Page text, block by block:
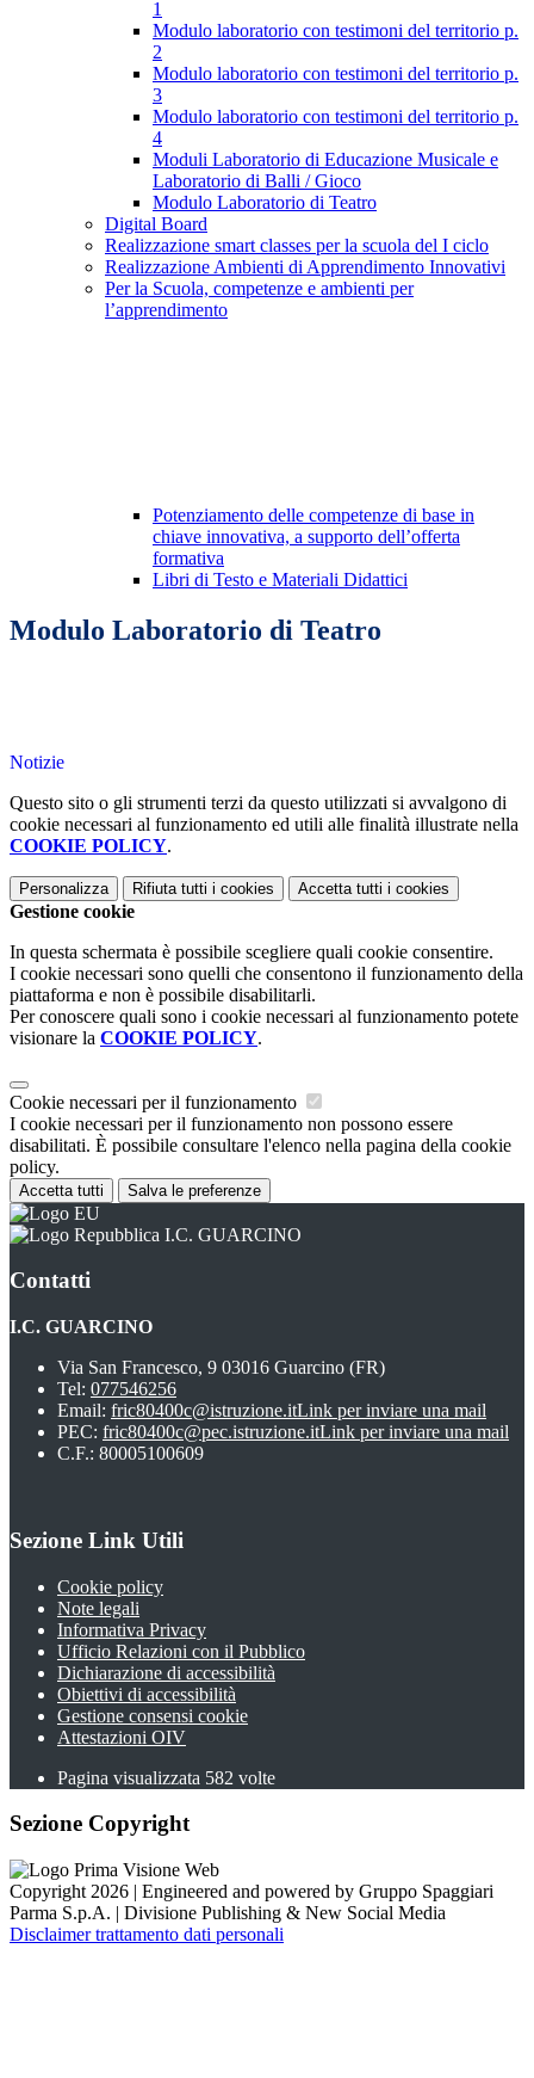
1
Modulo laboratorio con testimoni del territorio p.
2
Modulo laboratorio con testimoni del territorio p.
3
Modulo laboratorio con testimoni del territorio p.
4
Moduli Laboratorio di Educazione Musicale e
Laboratorio di Balli / Gioco
Modulo Laboratorio di Teatro
Digital Board
Realizzazione smart classes per la scuola del I ciclo
Realizzazione Ambienti di Apprendimento Innovativi
Per la Scuola, competenze e ambienti per
l’apprendimento
Potenziamento delle competenze di base in
chiave innovativa, a supporto dell’offerta
formativa
Libri di Testo e Materiali Didattici
Modulo Laboratorio di Teatro
Notizie
Questo sito o gli strumenti terzi da questo utilizzati si avvalgono di
cookie necessari al funzionamento ed utili alle finalità illustrate nella
COOKIE POLICY.
Personalizza Rifiuta tutti i cookies Accetta tutti i cookies
Gestione cookie
In questa schermata è possibile scegliere quali cookie consentire.
I cookie necessari sono quelli che consentono il funzionamento della
piattaforma e non è possibile disabilitarli.
Per conoscere quali sono i cookie necessari al funzionamento potete
visionare la COOKIE POLICY.
Cookie necessari per il funzionamento
I cookie necessari per il funzionamento non possono essere
disabilitati. È possibile consultare l'elenco nella pagina della cookie
policy.
Accetta tutti Salva le preferenze
I.C. GUARCINO
Contatti
I.C. GUARCINO
Via San Francesco, 9 03016 Guarcino (FR)
Tel: 077546256
Email: fric80400c@istruzione.itLink per inviare una mail
PEC: fric80400c@pec.istruzione.itLink per inviare una mail
C.F.: 80005100609
Sezione Link Utili
Cookie policy
Note legali
Informativa Privacy
Ufficio Relazioni con il Pubblico
Dichiarazione di accessibilità
Obiettivi di accessibilità
Gestione consensi cookie
Attestazioni OIV
Pagina visualizzata 582 volte
Sezione Copyright
Copyright 2026 | Engineered and powered by Gruppo Spaggiari
Parma S.p.A. | Divisione Publishing & New Social Media
Disclaimer trattamento dati personali